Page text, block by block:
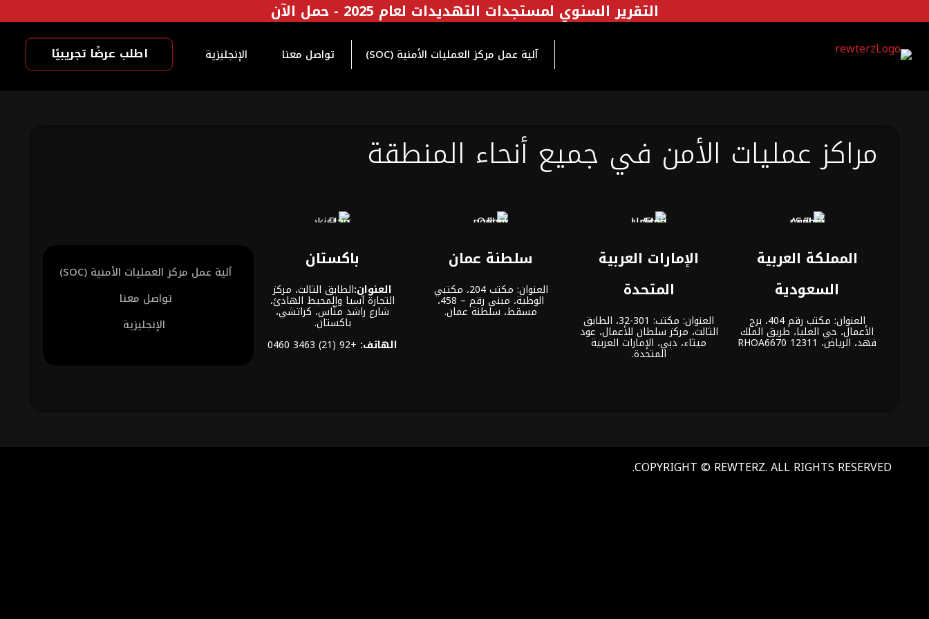
التقرير السنوي لمستجدات التهديدات لعام 2025 - حمل الآن
آلية عمل مركز العمليات الأمنية (SOC) تواصل معنا الإنجليزية اطلب عرضًا تجريبيًا
مراكز عمليات الأمن في جميع أنحاء المنطقة
المملكة العربية
السعودية
العنوان: مكتب رقم 404، برج
الأعمال، حي العليا، طريق الملك
فهد، الرياض، 12311 RHOA6670
الإمارات العربية
المتحدة
العنوان: مكتب: 301-32، الطابق
الثالث، مركز سلطان للأعمال، عود
ميثاء، دبي، الإمارات العربية
المتحدة.
سلطنة عمان
العنوان: مكتب 204، مكتبي
الوطية، مبنى رقم – 458،
مسقط، سلطنة عمان.
باكستان
العنوان:الطابق الثالث، مركز
التجارة آسيا والمحيط الهادئ،
شارع راشد منّاس، كراتشي،
باكستان.
الهاتف: +92 (21) 3463 0460
آلية عمل مركز العمليات الأمنية (SOC)
تواصل معنا
الإنجليزية
COPYRIGHT © REWTERZ. ALL RIGHTS RESERVED.